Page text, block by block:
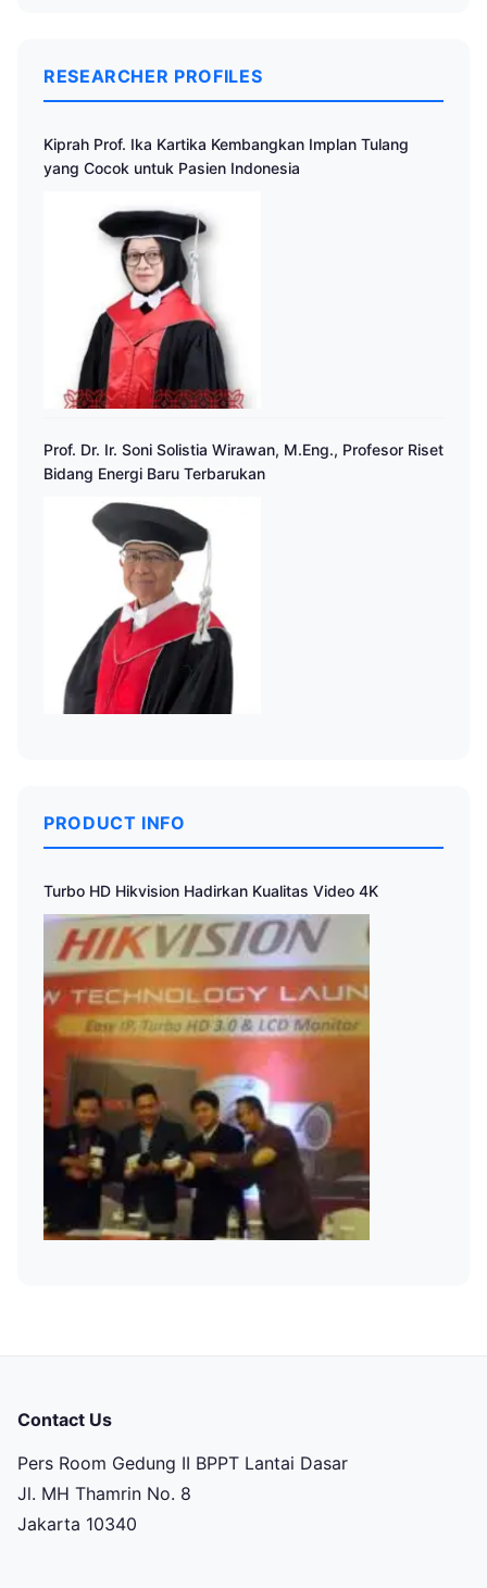
RESEARCHER PROFILES
Kiprah Prof. Ika Kartika Kembangkan Implan Tulang
yang Cocok untuk Pasien Indonesia
Prof. Dr. Ir. Soni Solistia Wirawan, M.Eng., Profesor Riset
Bidang Energi Baru Terbarukan
PRODUCT INFO
Turbo HD Hikvision Hadirkan Kualitas Video 4K
Contact Us
Pers Room Gedung II BPPT Lantai Dasar
Jl. MH Thamrin No. 8
Jakarta 10340